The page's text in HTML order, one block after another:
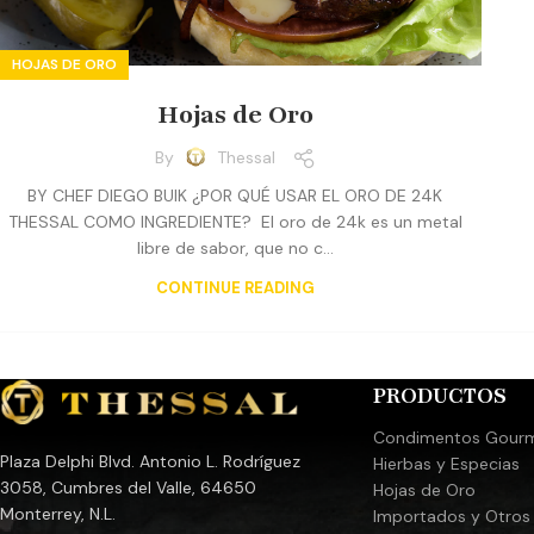
HOJAS DE ORO
Hojas de Oro
By
Thessal
BY CHEF DIEGO BUIK ¿POR QUÉ USAR EL ORO DE 24K
THESSAL COMO INGREDIENTE? El oro de 24k es un metal
libre de sabor, que no c...
CONTINUE READING
Plaza Delphi Blvd. Antonio L. Rodríguez
3058, Cumbres del Valle, 64650
Monterrey, N.L.
PRODUCTOS
Condimentos
Hierbas y Especias
Hojas de Oro
Importados y Otros